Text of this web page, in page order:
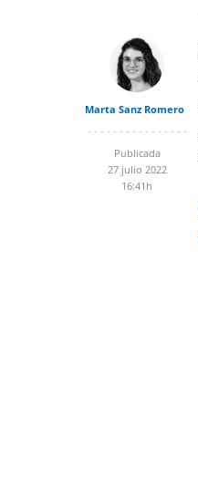
Marta Sanz Romero
Publicada
27 julio 2022
16:41h